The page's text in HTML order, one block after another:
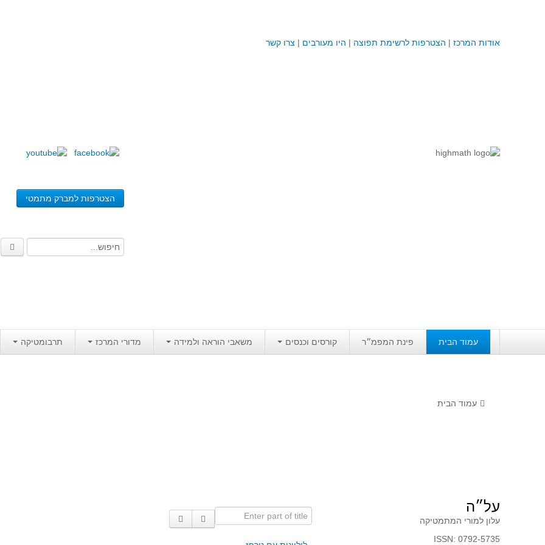
אודות המרכז | הצטרפות לרשימת תפוצה | היו מעורבים | צרו קשר
הצטרפות למברק מתמטי
עמוד הבית פינת המפמ״ר קורסים וכנסים משאבי הוראה ולמידה מדורי המרכז תרבומטיקה
עמוד הבית
Enter part of title על״ה
עלון למורי המתמטיקה
ISSN: 0792-5735